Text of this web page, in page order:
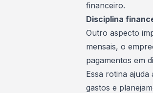
financeiro.
Disciplina
Outro aspecto
mensais, o
pagamentos em
Essa rotina
gastos e